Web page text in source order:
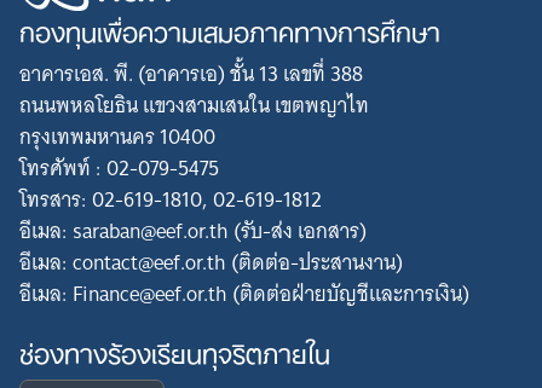
กองทุนเพื่อความเสมอภาคทางการศึกษา
อาคารเอส. พี. (อาคารเอ) ชั้น 13 เลขที่ 388
ถนนพหลโยธิน แขวงสามเสนใน เขตพญาไท
กรุงเทพมหานคร 10400
โทรศัพท์ : 02-079-5475
โทรสาร: 02-619-1810, 02-619-1812
อีเมล: saraban@eef.or.th (รับ-ส่ง เอกสาร)
อีเมล: contact@eef.or.th (ติดต่อ-ประสานงาน)
อีเมล: Finance@eef.or.th (ติดต่อฝ่ายบัญชีและการเงิน)
ช่องทางร้องเรียนทุจริตภายใน